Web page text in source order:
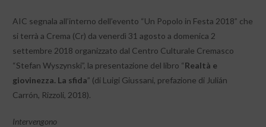
AIC segnala all’interno dell’evento “Un Popolo in Festa 2018” che
si terrà a Crema (Cr) da venerdì 31 agosto a domenica 2
settembre 2018 organizzato dal Centro Culturale Cremasco
“Stefan Wyszynski”, la presentazione del libro “Realtà e
giovinezza. La sfida” (di Luigi Giussani, prefazione di Julián
Carrón, Rizzoli, 2018).
Intervengono